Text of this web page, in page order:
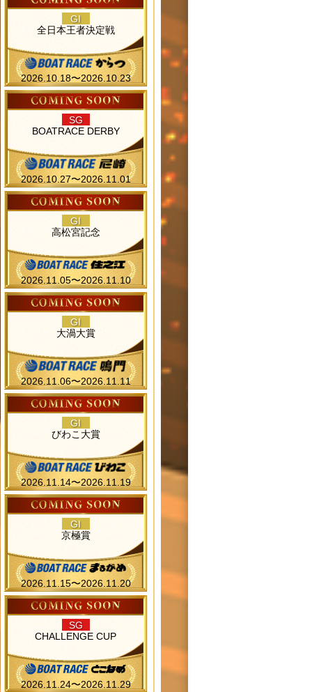
GI
全日本王者決定戦
2026.10.18〜2026.10.23
SG
BOATRACE DERBY
2026.10.27〜2026.11.01
GI
高松宮記念
2026.11.05〜2026.11.10
GI
大渦大賞
2026.11.06〜2026.11.11
GI
びわこ大賞
2026.11.14〜2026.11.19
GI
京極賞
2026.11.15〜2026.11.20
SG
CHALLENGE CUP
2026.11.24〜2026.11.29